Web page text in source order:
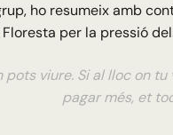
ho resumeix amb
per la pressió
pots viure. Si al lloc on
pagar més, et